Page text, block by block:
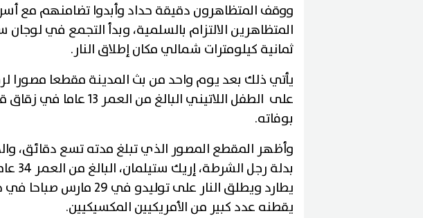
ووقف المتظاهرون دقيقة حداد وأبدوا تضامنهم مع
المتظاهرين الالتزام بالسلمية، وبدأ التجمع في
ثمانية كيلومترات شمالي مكان إطلاق النار.
يأتي ذلك بعد يوم واحد من بث المدينة مقطعا مصورا
على الطفل اللاتيني البالغ من
بوفاته.
وأظهر المقطع المصور الذي تبلغ مدته تسع دقائق،
بدلة
يطارد ويطلق النار على
يقطنه عدد كبير من الأمريكيين المكسيكيين.